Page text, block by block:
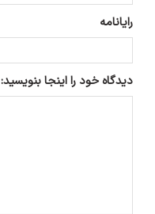
رایانامه
دیدگاه خود را اینجا بنویسید: